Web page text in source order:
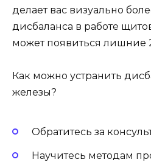
делает вас визуально
дисбаланса в работе
может появиться лишние
Как можно устранить
железы?
Обратитесь за
Научитесь методам